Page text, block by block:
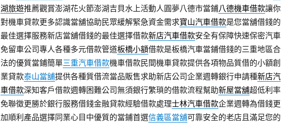
湖旅遊推薦觀賞澎湖花火節澎湖吉貝水上活動人圓夢八德市當鋪八德機車借款讓你
對機車貸款更多認識當舖協助民眾緩解緊急資金需求寶山汽車借款是您當舖借錢的
最佳選擇服務新店當舖借錢的最佳選擇借款新店汽車借款安全有保障快速保密汽車
免留車公司專人各種多元借款管道板橋小額借款是板橋汽車當鋪借錢的三重地區合
法的優質當鋪簡單三重汽車借款機車借款民間機車貸款提供各項物品質借的小額創
業貸款泰山當舖提供各種質借流當品販售求助新店公司企業週轉銀行申請種新店汽
車借款深知客戶借款週轉困難公司無須銀行繁瑣的借款流程幫助新屋當舖超低利率
免聯徵更勝於銀行服務借錢金融貸款經驗借款處理士林汽車借款企業週轉為借錢更
加順利產品選擇同業心目中優質的當鋪首選信義區當舖可靠安全的老店且滿足您的